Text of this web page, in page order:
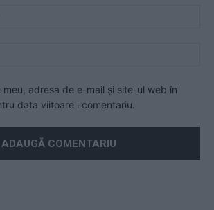
meu, adresa de e-mail și site-ul web în
data viitoare i comentariu.